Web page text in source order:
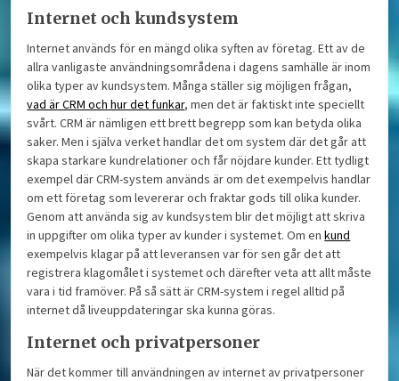
Internet och kundsystem
Internet används för en mängd olika syften av företag. Ett av de
allra vanligaste användningsområdena i dagens samhälle är inom
olika typer av kundsystem. Många ställer sig möjligen frågan,
vad är CRM och hur det funkar, men det är faktiskt inte speciellt
svårt. CRM är nämligen ett brett begrepp som kan betyda olika
saker. Men i själva verket handlar det om system där det går att
skapa starkare kundrelationer och får nöjdare kunder. Ett tydligt
exempel där CRM-system används är om det exempelvis handlar
om ett företag som levererar och fraktar gods till olika kunder.
Genom att använda sig av kundsystem blir det möjligt att skriva
in uppgifter om olika typer av kunder i systemet. Om enkund
exempelvis klagar på att leveransen var för sen går det att
registrera klagomålet i systemet och därefter veta att allt måste
vara i tid framöver. På så sätt är CRM-system i regel alltid på
internet då liveuppdateringar ska kunna göras.
Internet och privatpersoner
När det kommer till användningen av internet av privatpersoner